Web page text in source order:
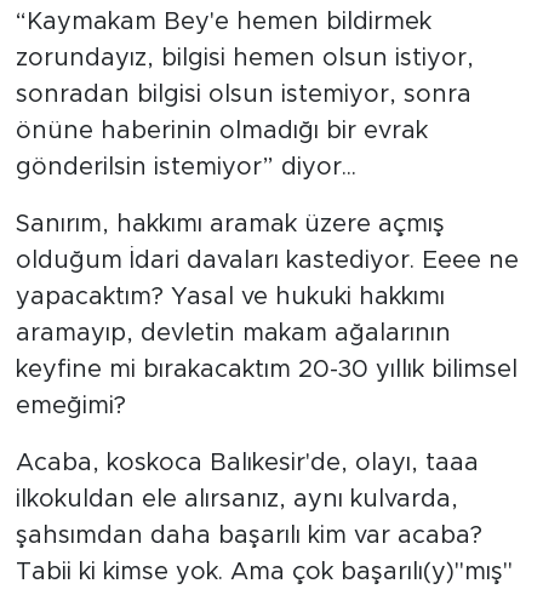
“Kaymakam Bey'e hemen bildirmek
zorundayız, bilgisi hemen olsun istiyor,
sonradan bilgisi olsun istemiyor, sonra
önüne haberinin olmadığı bir evrak
gönderilsin istemiyor” diyor...
Sanırım, hakkımı aramak üzere açmış
olduğum İdari davaları kastediyor. Eeee ne
yapacaktım? Yasal ve hukuki hakkımı
aramayıp, devletin makam ağalarının
keyfine mi bırakacaktım 20-30 yıllık bilimsel
emeğimi?
Acaba, koskoca Balıkesir'de, olayı, taaa
ilkokuldan ele alırsanız, aynı kulvarda,
şahsımdan daha başarılı kim var acaba?
Tabii ki kimse yok. Ama çok başarılı(y)"mış"